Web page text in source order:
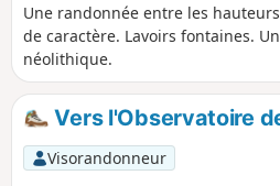
Une randonnée entre les
de caractère. Lavoirs fontaines.
néolithique.
Vers l'Observatoire
Visorandonneur